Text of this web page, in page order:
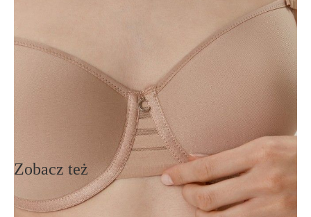
info@conteshop.pl
Ten produkt nie ma pytań Możesz zadać pytanie, klikając przycisk
Nowe pytanie
Wyślij
Zobacz też